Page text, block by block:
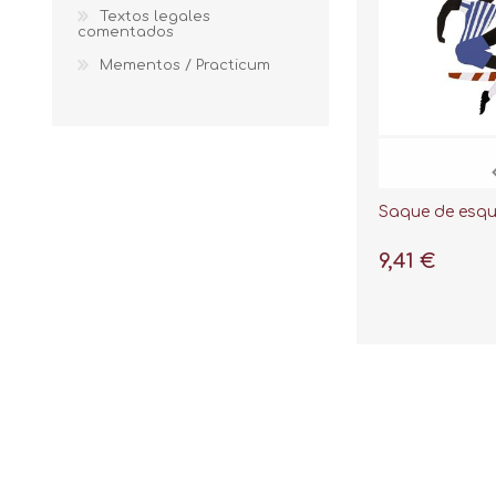
Saque de
9,41 €
Textos legales
comentados
Mementos / Practicum